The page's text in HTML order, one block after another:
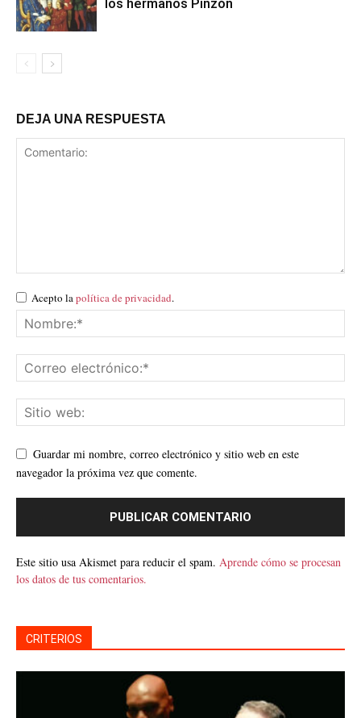
los hermanos Pinzón
DEJA UNA RESPUESTA
Acepto lapolítica de privacidad.
Guardar mi nombre, correo electrónico y sitio web en este
navegador la próxima vez que comente.
Este sitio usa Akismet para reducir el spam. Aprende cómo se procesan
los datos de tus comentarios.
CRITERIOS